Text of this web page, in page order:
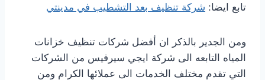
تابع ايضا: شركة تنظيف بعد التشطيب في مدينتي
ومن الجدير بالذكر ان أفضل شركات تنظيف خزانات
المياه التابعه الى شركة ايجي سيرفيس من الشركات
التي تقدم مختلف الخدمات الى عملائها الكرام ومن